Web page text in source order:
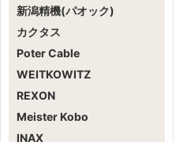
新潟精機(パオック)
カクタス
Poter Cable
WEITKOWITZ
REXON
Meister Kobo
INAX